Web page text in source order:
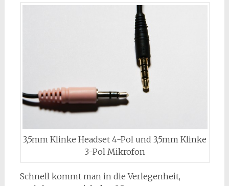
3,5mm Klinke Headset 4-Pol und 3,5mm Klinke
3-Pol Mikrofon
Schnell kommt man in die Verlegenheit,